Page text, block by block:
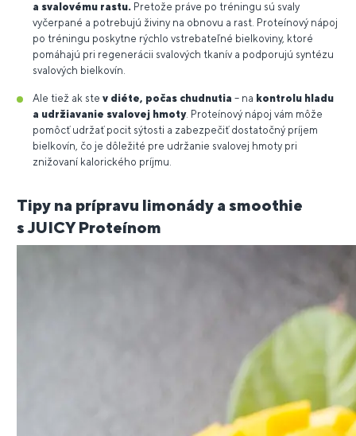
a svalovému rastu. Pretože práve po tréningu sú svaly
vyčerpané a potrebujú živiny na obnovu a rast. Proteínový nápoj
po tréningu poskytne rýchlo vstrebateľné bielkoviny, ktoré
pomáhajú pri regenerácii svalových tkanív a podporujú syntézu
svalových bielkovín.
Ale tiež ak ste v diéte, počas chudnutia – na kontrolu hladu
a udržiavanie svalovej hmoty. Proteínový nápoj vám môže
pomôcť udržať pocit sýtosti a zabezpečiť dostatočný príjem
bielkovín, čo je dôležité pre udržanie svalovej hmoty pri
znižovaní kalorického príjmu.
Tipy na prípravu limonády a smoothie
s JUICY Proteínom